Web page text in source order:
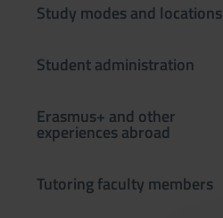
Study modes and locations
Student administration
Erasmus+ and other
experiences abroad
Tutoring faculty members